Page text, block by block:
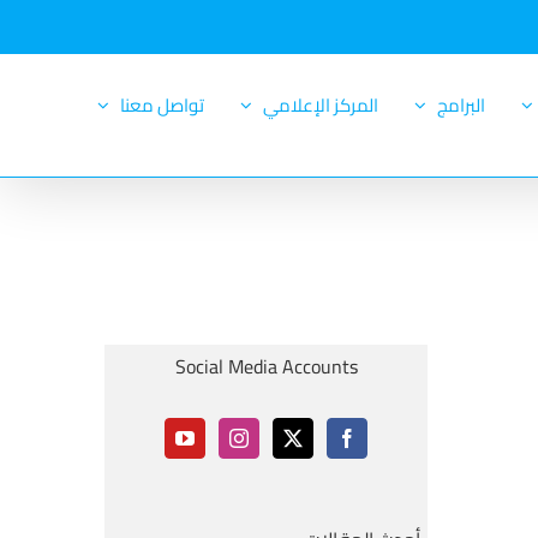
البرامج المركز الإعلامي تواصل معنا
Social Media Accounts